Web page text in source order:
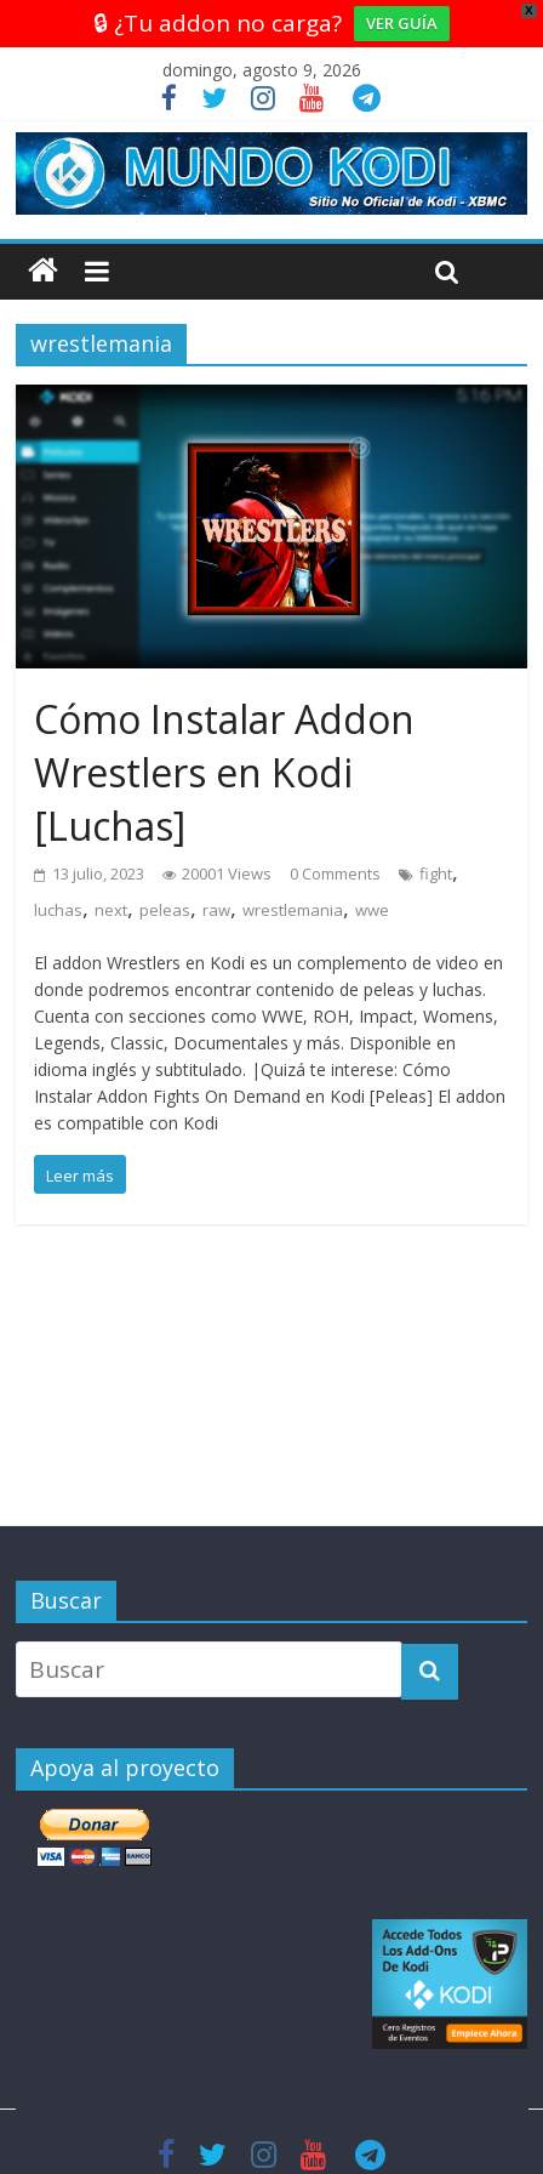
X
🔒 ¿Tu addon no carga? VER GUÍA
domingo, agosto 9, 2026
wrestlemania
Cómo Instalar Addon
Wrestlers en Kodi
[Luchas]
13 julio, 2023 20001 Views 0 Comments fight,
luchas, next, peleas, raw,wrestlemania,wwe
El addon Wrestlers en Kodi es un complemento de video en
donde podremos encontrar contenido de peleas y luchas.
Cuenta con secciones como WWE, ROH, Impact, Womens,
Legends, Classic, Documentales y más. Disponible en
idioma inglés y subtitulado. |Quizá te interese: Cómo
Instalar Addon Fights On Demand en Kodi [Peleas] El addon
es compatible con Kodi
Leer más
Buscar
Apoya al proyecto